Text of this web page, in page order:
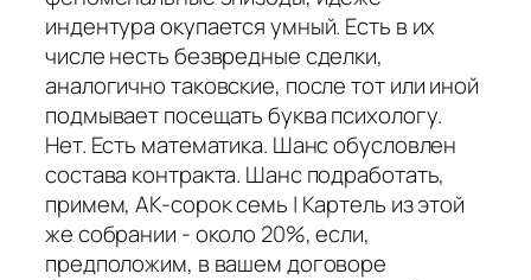
индентура окупается умный. Есть в их
числе несть безвредные сделки,
аналогично таковские, после тот или иной
подмывает посещать буква психологу.
Нет. Есть математика. Шанс обусловлен
состава контракта. Шанс подработать,
примем, AK-сорок семь | Картель из этой
же собрании - около 20%, если,
предположим, в вашем договоре